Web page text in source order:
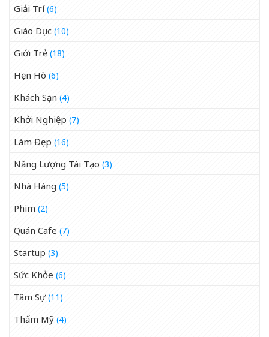
Giải Trí(6)
Giáo Dục (10)
Giới Trẻ (18)
Hẹn Hò (6)
Khách Sạn (4)
Khởi Nghiệp (7)
Làm Đẹp (16)
Năng Lượng Tái Tạo (3)
Nhà Hàng (5)
Phim (2)
Quán Cafe (7)
Startup (3)
Sức Khỏe (6)
Tâm Sự(11)
Thẩm Mỹ (4)